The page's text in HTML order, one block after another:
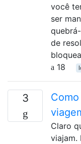
você
ser
de
18
3
Claro
viajam.